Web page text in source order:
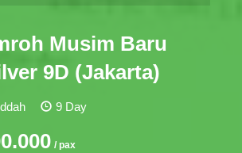
Musim Baru
9D (Jakarta)
9 Day
/ pax